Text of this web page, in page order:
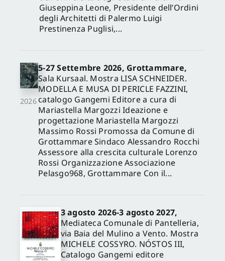
Giuseppina Leone, Presidente dell’Ordini
degli Architetti di Palermo Luigi
Prestinenza Puglisi,...
2026
5-27 Settembre 2026, Grottammare,
Sala Kursaal. Mostra LISA SCHNEIDER.
MODELLA E MUSA DI PERICLE FAZZINI,
catalogo Gangemi Editore a cura di
Mariastella Margozzi Ideazione e
progettazione Mariastella Margozzi
Massimo Rossi Promossa da Comune di
Grottammare Sindaco Alessandro Rocchi
Assessore alla crescita culturale Lorenzo
Rossi Organizzazione Associazione
Pelasgo968, Grottammare Con il...
3 agosto 2026-3 agosto 2027,
Mediateca Comunale di Pantelleria,
via Baia del Mulino a Vento. Mostra
MICHELE COSSYRO. NÓSTOS III,
Catalogo Gangemi editore